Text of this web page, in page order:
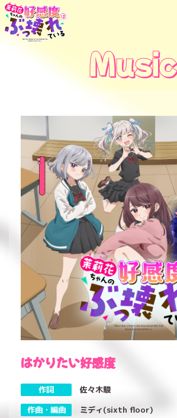
Music
はかりたい好感度
作詞
佐々木駿
作曲・編曲
ミディ(sixth floor)